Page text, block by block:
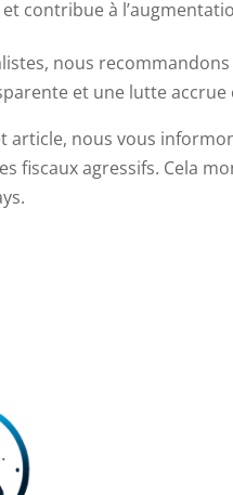
contribue à
nous
et une lutte accrue
article, nous vous
fiscaux agressifs. Cela